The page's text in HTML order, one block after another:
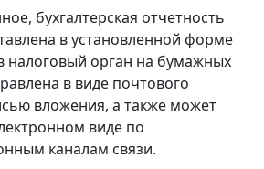
бухгалтерская отчетность
в установленной форме
налоговый орган на бумажных
в виде почтового
вложения, а также может
виде по
каналам связи.